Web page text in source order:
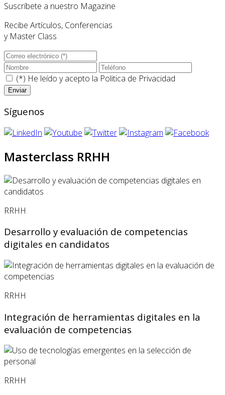
Suscríbete a nuestro Magazine
Recibe Artículos, Conferencias
y Master Class
(*) He leído y acepto la Politica de Privacidad
Síguenos
Masterclass RRHH
RRHH
Desarrollo y evaluación de competencias
digitales en candidatos
RRHH
Integración de herramientas digitales en la
evaluación de competencias
RRHH